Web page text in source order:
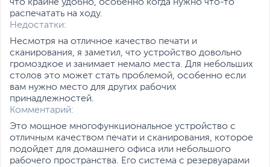
Особенности
Печать без полей
Потребляемая
мощность (при работе),
Вт
15
Потребляемая
мощность (в режиме
ожидания), Вт
Уровень шума (при
печати), дБ
48.5
что крайне удобно, особенно когда нужно что-то
распечатать на ходу.
Недостатки:
Несмотря на отличное качество печати и
сканирования, я заметил, что устройство довольно
громоздкое и занимает немало места. Для небольших
столов это может стать проблемой, особенно если
вам нужно место для других рабочих
принадлежностей.
Комментарий:
Это мощное многофункциональное устройство с
отличным качеством печати и сканирования, которое
подойдет для домашнего офиса или небольшого
рабочего пространства. Его система с резервуарами